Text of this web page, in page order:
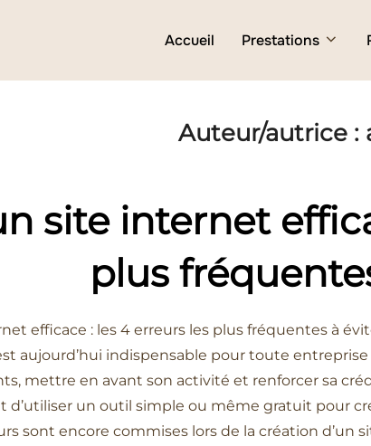
Accueil Prestations
Auteur/autrice :
site internet
plus
efficace : les 4 erreurs les plus fréquentes à
aujourd’hui indispensable pour toute
mettre en avant son activité et renforcer sa
d’utiliser un outil simple ou même gratuit pour
sont encore commises lors de la création d’un